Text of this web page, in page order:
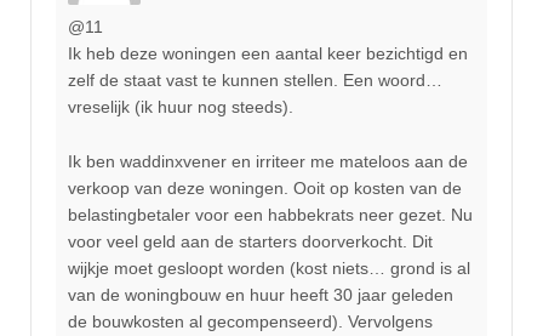
@11
Ik heb deze woningen een aantal keer bezichtigd en
zelf de staat vast te kunnen stellen. Een woord…
vreselijk (ik huur nog steeds).
Ik ben waddinxvener en irriteer me mateloos aan de
verkoop van deze woningen. Ooit op kosten van de
belastingbetaler voor een habbekrats neer gezet. Nu
voor veel geld aan de starters doorverkocht. Dit
wijkje moet gesloopt worden (kost niets… grond is al
van de woningbouw en huur heeft 30 jaar geleden
de bouwkosten al gecompenseerd). Vervolgens